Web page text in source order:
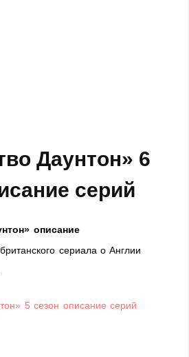
Даунтон» 6
серий
описание
сериала о Англии
5 сезон описание серий